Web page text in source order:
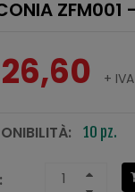
+ IVA
10 pz.